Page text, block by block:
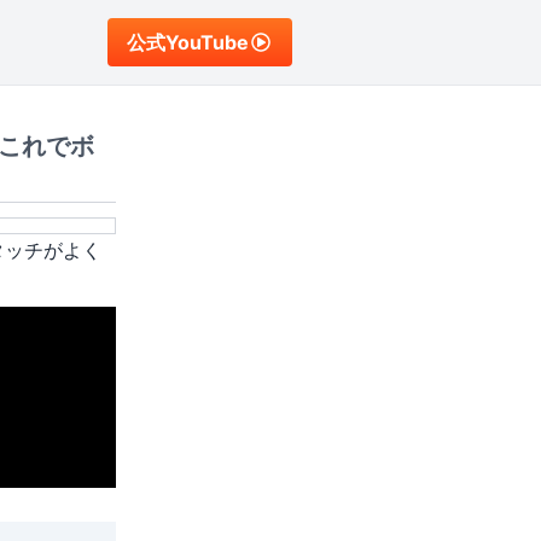
公式YouTube
れでボ
チがよく